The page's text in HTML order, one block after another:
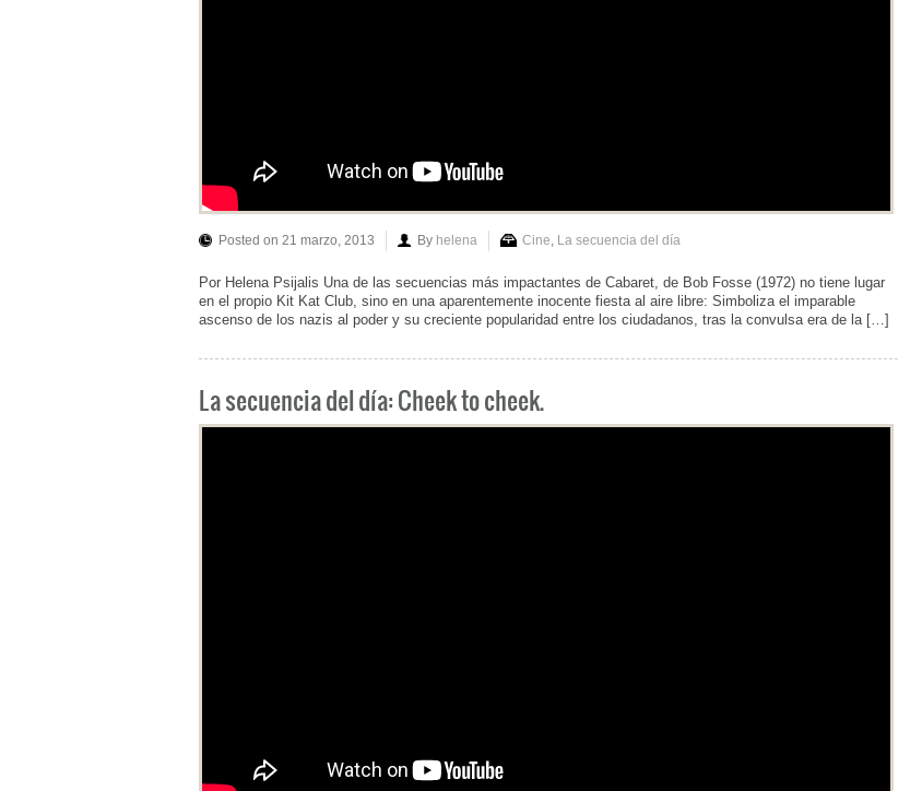
Posted on 21 marzo, 2013 By helena Cine La secuencia del día
Por Helena Psijalis Una de las secuencias más impactantes de Cabaret, de Bob Fosse (1972) no tiene lugar
en el propio Kit Kat Club, sino en una aparentemente inocente fiesta al aire libre: Simboliza el imparable
ascenso de los nazis al poder y su creciente popularidad entre los ciudadanos, tras la convulsa era de la […]
La secuencia del día: Cheek to cheek.